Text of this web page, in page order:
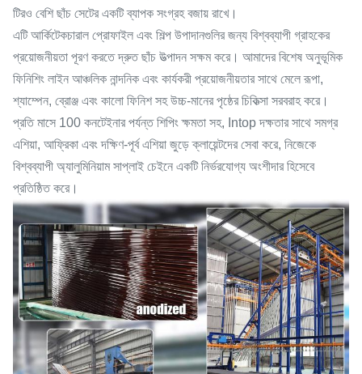
টিরও বেশি ছাঁচ সেটের একটি ব্যাপক সংগ্রহ বজায় রাখে।
এটি আর্কিটেকচারাল প্রোফাইল এবং শিল্প উপাদানগুলির জন্য বিশ্বব্যাপী গ্রাহকের
প্রয়োজনীয়তা পূরণ করতে দ্রুত ছাঁচ উত্পাদন সক্ষম করে। আমাদের বিশেষ অনুভূমিক
ফিনিশিং লাইন আঞ্চলিক নান্দনিক এবং কার্যকরী প্রয়োজনীয়তার সাথে মেলে রূপা,
শ্যাম্পেন, ব্রোঞ্জ এবং কালো ফিনিশ সহ উচ্চ-মানের পৃষ্ঠের চিকিত্সা সরবরাহ করে।
প্রতি মাসে 100 কনটেইনার পর্যন্ত শিপিং ক্ষমতা সহ, Intop দক্ষতার সাথে সমগ্র
এশিয়া, আফ্রিকা এবং দক্ষিণ-পূর্ব এশিয়া জুড়ে ক্লায়েন্টদের সেবা করে, নিজেকে
বিশ্বব্যাপী অ্যালুমিনিয়াম সাপ্লাই চেইনে একটি নির্ভরযোগ্য অংশীদার হিসেবে
প্রতিষ্ঠিত করে।